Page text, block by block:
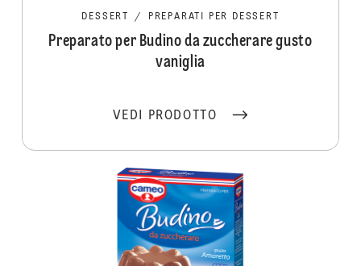
DESSERT / PREPARATI PER DESSERT
Preparato per Budino da zuccherare gusto
vaniglia
VEDI PRODOTTO